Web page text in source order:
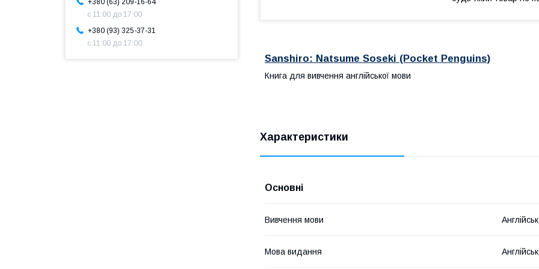
Sanshiro: Natsume Soseki (Pocket Penguins)
Книга для вивчення англійської мови
Характеристики
Основні
Вивчення мови
Мова видання
+380 (63) 209-16-64
с 11:00 до 17:00
+380 (93) 325-37-31
с 11:00 до 17:00